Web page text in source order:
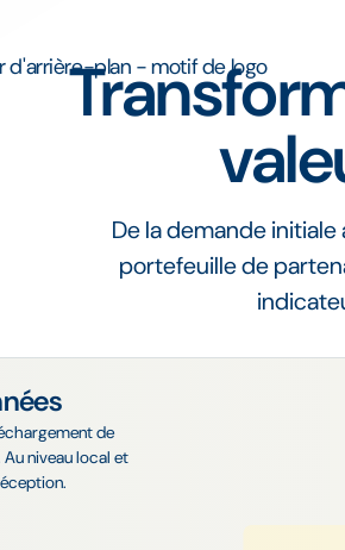
De la demande
portefeuille de
de
niveau local et